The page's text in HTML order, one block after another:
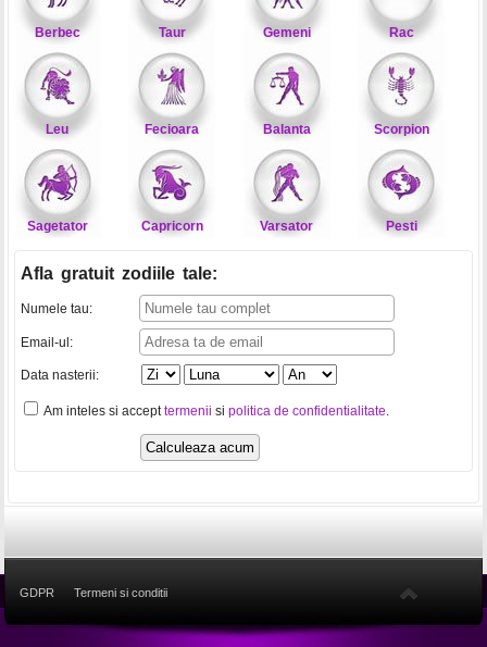
Berbec Taur Gemeni Rac
Leu Fecioara Balanta Scorpion
Sagetator Capricorn Varsator Pesti
Afla gratuit zodiile tale:
Numele tau:
Email-ul:
Data nasterii:
Am inteles si accepttermenii si politica de confidentialitate.
GDPR Termeni si conditii